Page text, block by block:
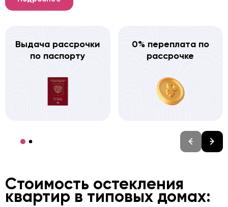
Выдача рассрочки
по паспорту
0% переплата по
рассрочке
Стоимость остекления
квартир в типовых домах: